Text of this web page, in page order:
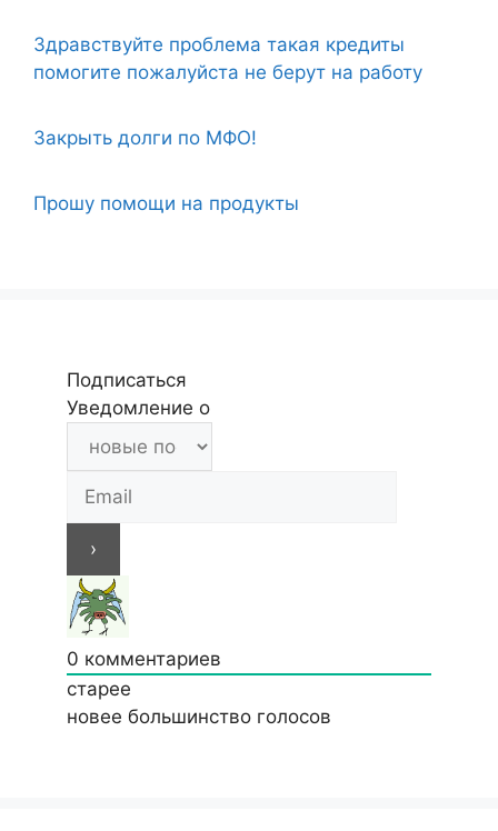
Здравствуйте проблема такая кредиты
помогите пожалуйста не берут на работу
Закрыть долги по МФО!
Прошу помощи на продукты
Подписаться
Уведомление о
0 комментариев
старее
новее большинство голосов